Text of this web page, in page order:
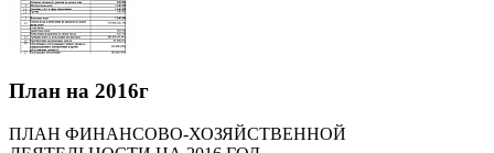
План на 2016г
ПЛАН ФИНАНСОВО-ХОЗЯЙСТВЕННОЙ